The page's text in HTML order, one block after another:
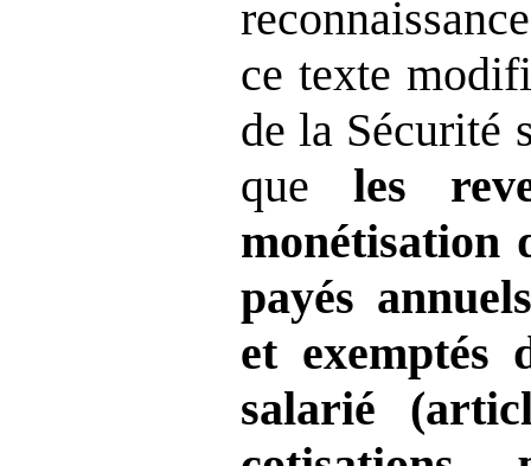
ce texte
de la Sécurité
queles
monétisation
payés
et exemptés
salarié